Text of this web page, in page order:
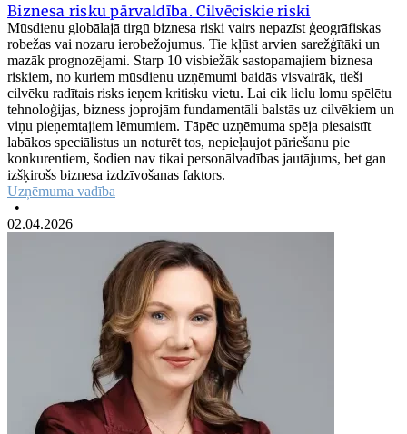
Biznesa risku pārvaldība. Cilvēciskie riski
Mūsdienu globālajā tirgū biznesa riski vairs nepazīst ģeogrāfiskas
robežas vai nozaru ierobežojumus. Tie kļūst arvien sarežģītāki un
mazāk prognozējami. Starp 10 visbiežāk sastopamajiem biznesa
riskiem, no kuriem mūsdienu uzņēmumi baidās visvairāk, tieši
cilvēku radītais risks ieņem kritisku vietu. Lai cik lielu lomu spēlētu
tehnoloģijas, bizness joprojām fundamentāli balstās uz cilvēkiem un
viņu pieņemtajiem lēmumiem. Tāpēc uzņēmuma spēja piesaistīt
labākos speciālistus un noturēt tos, nepieļaujot pāriešanu pie
konkurentiem, šodien nav tikai personālvadības jautājums, bet gan
izšķirošs biznesa izdzīvošanas faktors.
Uzņēmuma vadība
•
02.04.2026